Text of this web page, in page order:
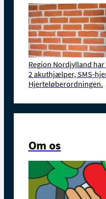
Region Nordjylland
2 akuthjælper, SMS-
Hjerteløberordningen.
Om os